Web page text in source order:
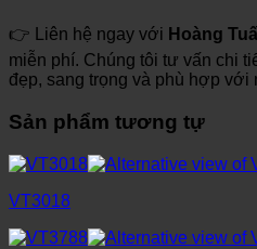
👉 Liên hệ ngay với Hoàng
miễn phí. Chúng tôi tư vấn chi
đẹp, sang trọng và phù hợp với
Sản phẩm tương tự
VT3018